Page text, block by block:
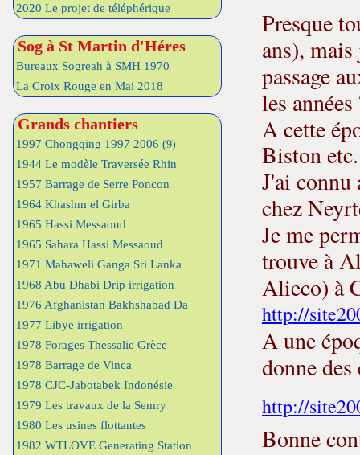
2020 Le projet de téléphérique
Sog à St Martin d'Héres
Bureaux Sogreah à SMH 1970
La Croix Rouge en Mai 2018
Grands chantiers
1997 Chongqing 1997 2006 (9)
1944 Le modèle Traversée Rhin
1957 Barrage de Serre Poncon
1964 Khashm el Girba
1965 Hassi Messaoud
1965 Sahara Hassi Messaoud
1971 Mahaweli Ganga Sri Lanka
1968 Abu Dhabi Drip irrigation
1976 Afghanistan Bakhshabad Da
1977 Libye irrigation
1978 Forages Thessalie Grèce
1978 Barrage de Vinca
1978 CJC-Jabotabek Indonésie
1979 Les travaux de la Semry
1980 Les usines flottantes
1982 WTLOVE Generating Station
Presque
ans),
passage
les
A cette
Biston
J'ai
chez
Je me
trouve à
Alieco) à
http://
A une
donne
http://
Bonne